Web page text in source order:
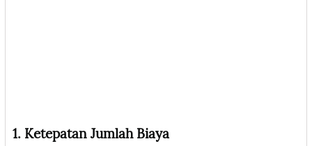
1. Ketepatan Jumlah Biaya